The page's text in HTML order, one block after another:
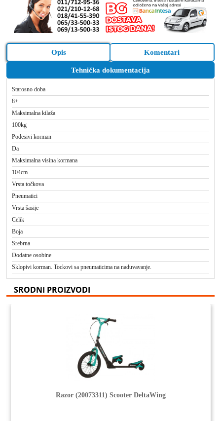
Opis
Tehnička dokumentacija
Komentari
Starosno doba
8+
Maksimalna kilaža
100kg
Podesivi korman
Da
Maksimalna visina kormana
104cm
Vrsta točkova
Pneumatici
Vrsta šasije
Celik
Boja
Srebrna
Dodatne osobine
Sklopivi korman. Tockovi sa pneumaticima na naduvavanje.
SRODNI PROIZVODI
Razor (20073311) Scooter DeltaWing